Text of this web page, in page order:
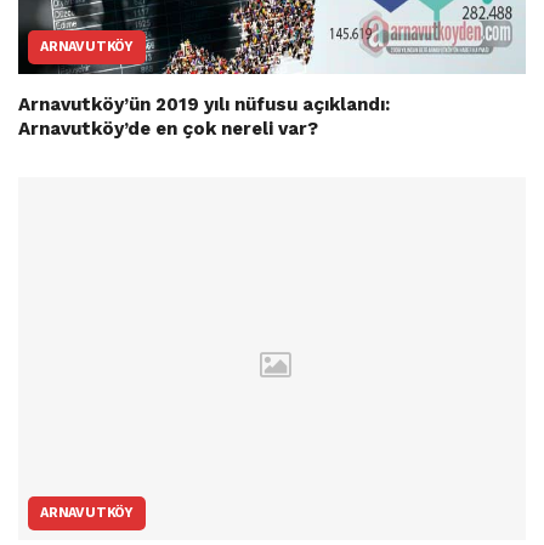
ARNAVUTKÖY
Arnavutköy’ün 2019 yılı nüfusu açıklandı:
Arnavutköy’de en çok nereli var?
ARNAVUTKÖY